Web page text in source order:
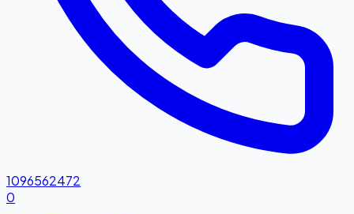
1096562472
0